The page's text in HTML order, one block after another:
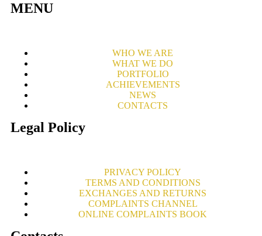
MENU
WHO WE ARE
WHAT WE DO
PORTFOLIO
ACHIEVEMENTS
NEWS
CONTACTS
Legal Policy
PRIVACY POLICY
TERMS AND CONDITIONS
EXCHANGES AND RETURNS
COMPLAINTS CHANNEL
ONLINE COMPLAINTS BOOK